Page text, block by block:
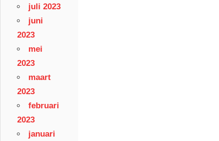
juli 2023
juni
2023
mei
2023
maart
2023
februari
2023
januari